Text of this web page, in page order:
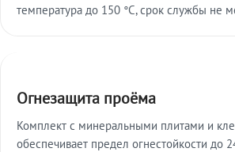
температура до 150 °C, срок службы не
Огнезащита проёма
Комплект с минеральными плитами и
обеспечивает предел огнестойкости до